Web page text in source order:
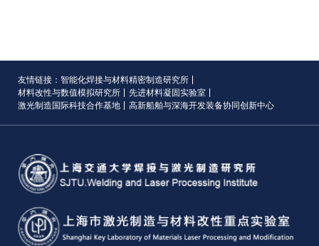
友情链接： 智能化焊接与材料精密制造研究所
材料改性与数值模拟研究所
先进材料凝固实验室
激光制造国际科技合作基地
高新船舶与深海开发装备协同创新中心